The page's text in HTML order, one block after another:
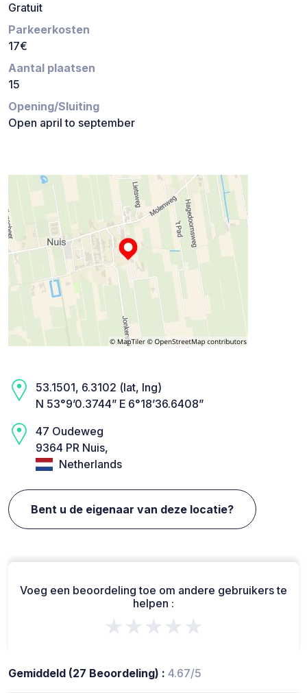
Gratuit
Parkeerkosten
17€
Aantal plaatsen
15
Opening/Sluiting
Open april to september
53.1501, 6.3102 (lat, lng)
N 53°9’0.3744” E 6°18’36.6408”
47 Oudeweg
9364 PR Nuis,
Netherlands
Bent u de eigenaar van deze locatie?
Voeg een beoordeling toe om andere gebruikers te
helpen :
★★★★★
Gemiddeld (27 Beoordeling) : 4.67/5